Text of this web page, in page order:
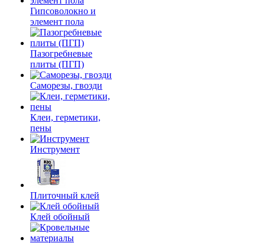
Гипсоволокно и
элемент пола
Пазогребневые
плиты (ПГП)
Саморезы, гвозди
Клеи, герметики,
пены
Инструмент
Плиточный клей
Клей обойный